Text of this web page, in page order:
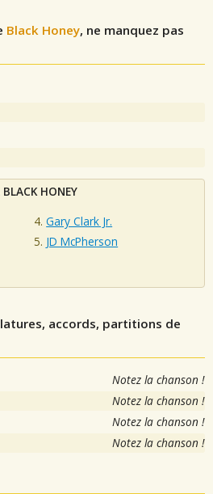
Black Honey, ne manquez pas
HONEY
Gary Clark Jr.
JD McPherson
accords, partitions de
Notez la chanson !
Notez la chanson !
Notez la chanson !
Notez la chanson !